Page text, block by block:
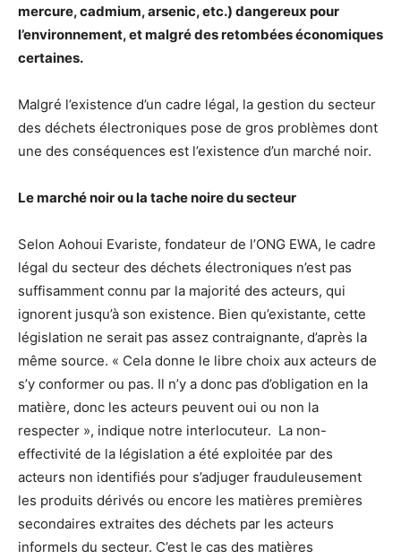
mercure, cadmium, arsenic, etc.) dangereux pour
l’environnement, et malgré des retombées économiques
certaines.
Malgré l’existence d’un cadre légal, la gestion du secteur
des déchets électroniques pose de gros problèmes dont
une des conséquences est l’existence d’un marché noir.
Le marché noir ou la tache noire du secteur
Selon Aohoui Evariste, fondateur de l’ONG EWA, le cadre
légal du secteur des déchets électroniques n’est pas
suffisamment connu par la majorité des acteurs, qui
ignorent jusqu’à son existence. Bien qu’existante, cette
législation ne serait pas assez contraignante, d’après la
même source. « Cela donne le libre choix aux acteurs de
s’y conformer ou pas. Il n’y a donc pas d’obligation en la
matière, donc les acteurs peuvent oui ou non la
respecter », indique notre interlocuteur. La non-
effectivité de la législation a été exploitée par des
acteurs non identifiés pour s’adjuger frauduleusement
les produits dérivés ou encore les matières premières
secondaires extraites des déchets par les acteurs
informels du secteur. C’est le cas des matières